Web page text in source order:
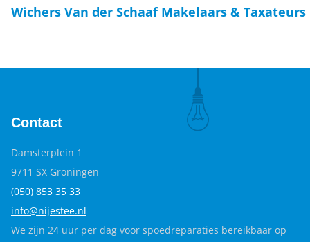
Wichers Van der Schaaf Makelaars & Taxateurs
Contact
Damsterplein 1
9711 SX Groningen
(050) 853 35 33
info@nijestee.nl
We zijn 24 uur per dag voor spoedreparaties bereikbaar op